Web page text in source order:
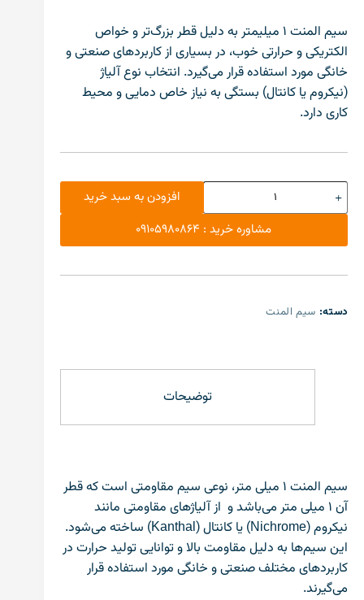
سیم المنت 1 میلیمتر به دلیل قطر بزرگ‌تر و خواص
الکتریکی و حرارتی خوب، در بسیاری از کاربردهای صنعتی و
خانگی مورد استفاده قرار می‌گیرد. انتخاب نوع آلیاژ
(نیکروم یا کانتال) بستگی به نیاز خاص دمایی و محیط
کاری دارد.
افزودن به سبد خرید
مشاوره خرید : 09105980864
دسته: سیم المنت
توضیحات
سیم المنت ۱ میلی متر، نوعی سیم مقاومتی است که قطر
آن ۱ میلی متر می‌باشد و از آلیاژهای مقاومتی مانند
نیکروم (Nichrome) یا کانتال (Kanthal) ساخته می‌شود.
این سیم‌ها به دلیل مقاومت بالا و توانایی تولید حرارت در
کاربردهای مختلف صنعتی و خانگی مورد استفاده قرار
می‌گیرند.